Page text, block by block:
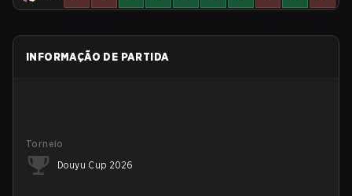
INFORMAÇÃO DE PARTIDA
Torneio
Douyu Cup 2026